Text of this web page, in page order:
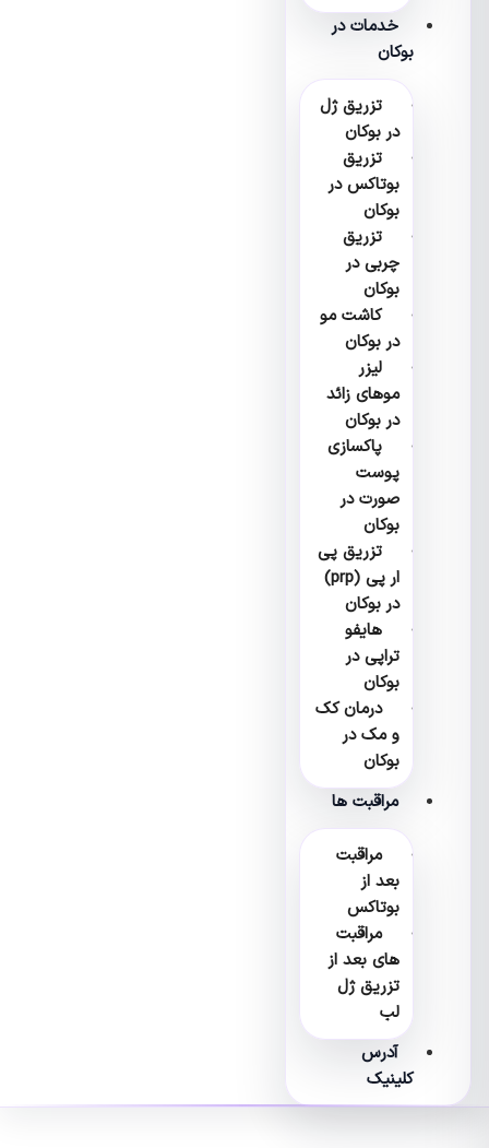
خدمات در
بوکان
تزریق ژل
در بوکان
تزریق
بوتاکس در
بوکان
تزریق
چربی در
بوکان
کاشت مو
در بوکان
لیزر
موهای زائد
در بوکان
پاکسازی
پوست
صورت در
بوکان
تزریق پی
ار پی (prp)
در بوکان
هایفو
تراپی در
بوکان
درمان کک
و مک در
بوکان
مراقبت ها
مراقبت
بعد از
بوتاکس
مراقبت
های بعد از
تزریق ژل
آدرس
کلینیک